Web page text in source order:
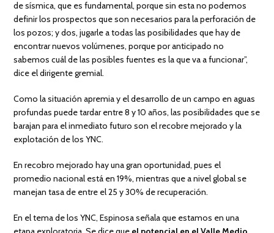
de sísmica, que es fundamental, porque sin esta no podemos
definir los prospectos que son necesarios para la perforación de
los pozos; y dos, jugarle a todas las posibilidades que hay de
encontrar nuevos volúmenes, porque por anticipado no
sabemos cuál de las posibles fuentes es la que va a funcionar”,
dice el dirigente gremial.
Como la situación apremia y el desarrollo de un campo en aguas
profundas puede tardar entre 8 y 10 años, las posibilidades que se
barajan para el inmediato futuro son el recobre mejorado y la
explotación de los YNC.
En recobro mejorado hay una gran oportunidad, pues el
promedio nacional está en 19%, mientras que a nivel global se
manejan tasa de entre el 25 y 30% de recuperación.
En el tema de los YNC, Espinosa señala que estamos en una